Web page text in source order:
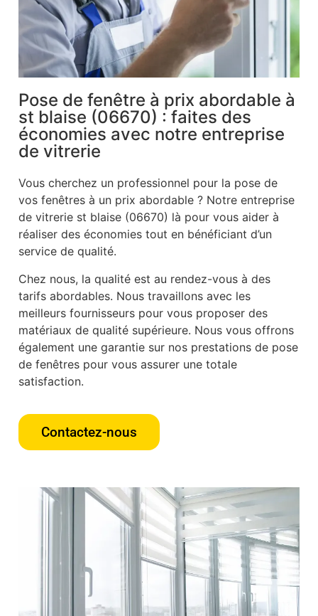
Pose de fenêtre à prix abordable à
st blaise (06670) : faites des
économies avec notre entreprise
de vitrerie
Vous cherchez un professionnel pour la pose de
vos fenêtres à un prix abordable ? Notre entreprise
de vitrerie st blaise (06670) là pour vous aider à
réaliser des économies tout en bénéficiant d’un
service de qualité.
Chez nous, la qualité est au rendez-vous à des
tarifs abordables. Nous travaillons avec les
meilleurs fournisseurs pour vous proposer des
matériaux de qualité supérieure. Nous vous offrons
également une garantie sur nos prestations de pose
de fenêtres pour vous assurer une totale
satisfaction.
Contactez-nous